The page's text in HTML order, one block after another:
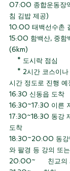
07:00 종합운동장
침 김밥 제공)
10:00 태백선수촌
15:00 함백산, 중함
(6km)
    * 도시락 점심
시간 정도로 진행 예
16:30 신동읍 도착
16:30~17:30 이른
17:30~18:30 동강
도착
18:30~20:00 동강
와 팔경 등 강의 또
20:00~      친교의